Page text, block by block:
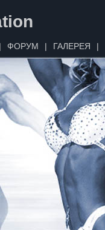
| ФОРУМ | ГАЛЕРЕЯ |